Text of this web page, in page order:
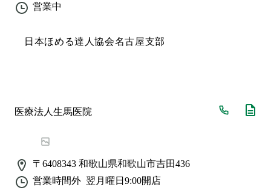
営業中
日本ほめる達人協会名古屋支部
医療法人生馬医院
〒6408343 和歌山県和歌山市吉田436
営業時間外 翌月曜日9:00開店